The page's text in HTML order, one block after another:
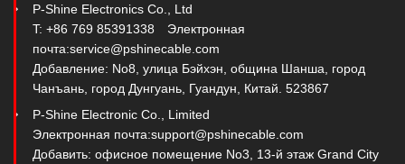
P-Shine Electronics Co., Ltd
T: +86 769 85391338
Электронная
почта:service@pshinecable.com
Добавление: No8, улица Бэйхэн, община Шанша, город
Чанъань, город Дунгуань, Гуандун, Китай. 523867
P-Shine Electronic Co., Limited
Электронная почта:support@pshinecable.com
Добавить: офисное помещение No3, 13-й этаж Grand City